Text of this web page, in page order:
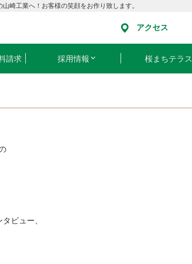
崎工業へ！お客様の笑顔をお作り致します。
アクセス
請求 採用情報 桜まちテラス
ビュー、